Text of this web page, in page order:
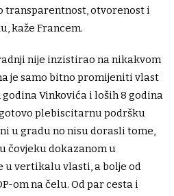
transparentnost, otvorenost i
kaže Francem.
nije inzistirao na nikakvom
je samo bitno promijeniti vlast
godina Vinkovića i loših 8 godina
plebiscitarnu podršku
u gradu no nisu dorasli tome,
čovjeku dokazanom u
u vertikalu vlasti, a bolje od
om na čelu. Od par cesta i